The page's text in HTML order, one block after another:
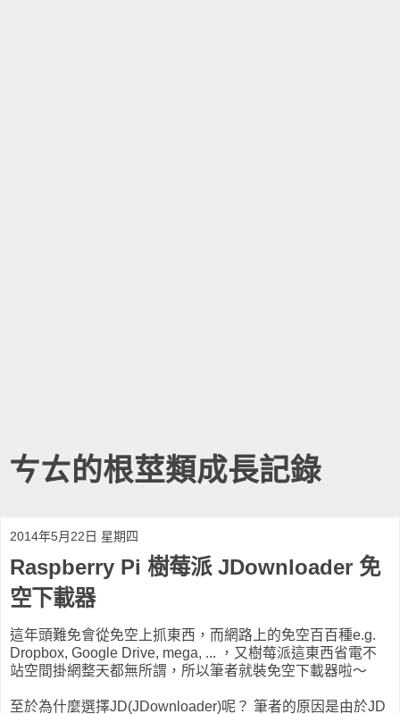
ㄘㄊ的根莖類成長記錄
2014年5月22日 星期四
Raspberry Pi 樹莓派 JDownloader 免
空下載器
這年頭難免會從免空上抓東西，而網路上的免空百百種e.g.
Dropbox, Google Drive, mega, ... ，又樹莓派這東西省電不
站空間掛網整天都無所謂，所以筆者就裝免空下載器啦～
至於為什麼選擇JD(JDownloader)呢？ 筆者的原因是由於JD